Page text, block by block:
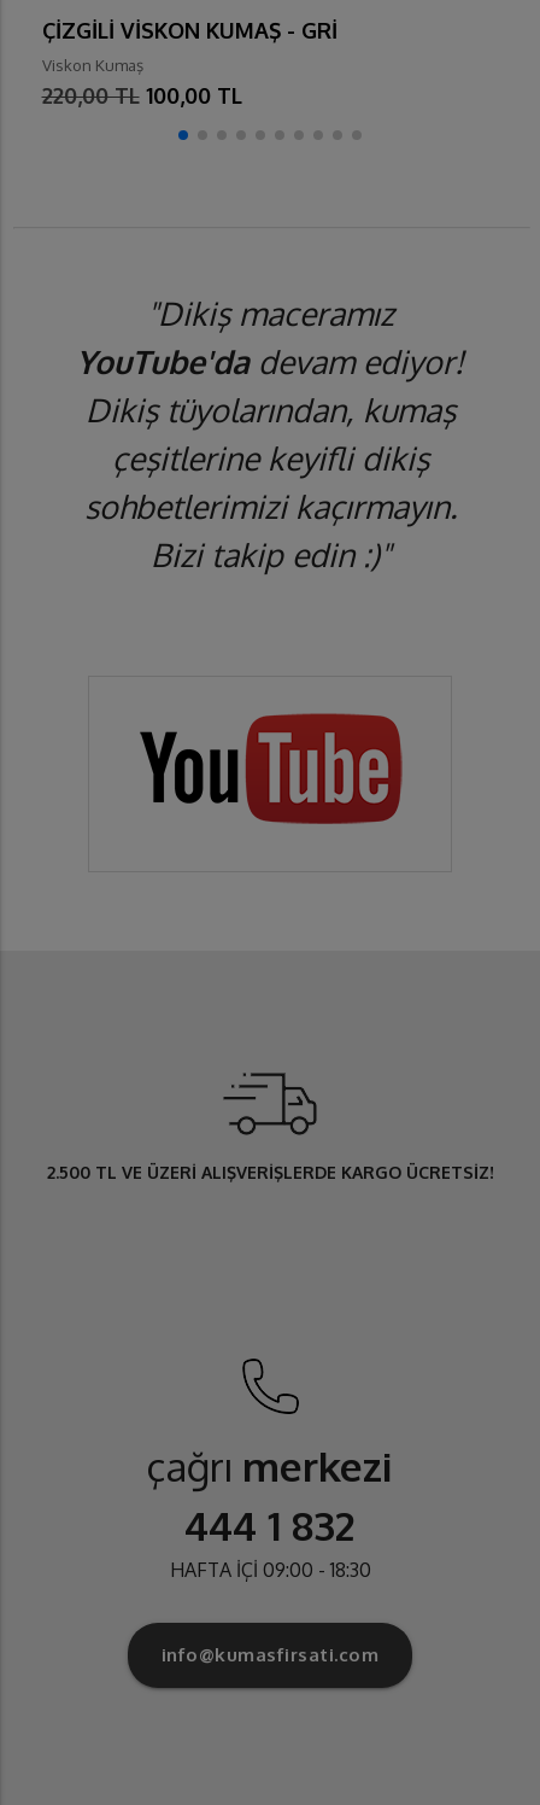
ÇİZGİLİ VİSKON KUMAŞ - GRİ
Viskon Kumaş
220,00 TL 100,00 TL
"Dikiş maceramız
YouTube'dadevam ediyor!
Dikiş tüyolarından, kumaş
çeşitlerine keyifli dikiş
sohbetlerimizi kaçırmayın.
Bizi takip edin :)"
2.500 TL VE ÜZERİ ALIŞVERİŞLERDE KARGO ÜCRETSİZ!
çağrı merkezi
444 1 832
HAFTA İÇİ 09:00 - 18:30
info@kumasfirsati.com